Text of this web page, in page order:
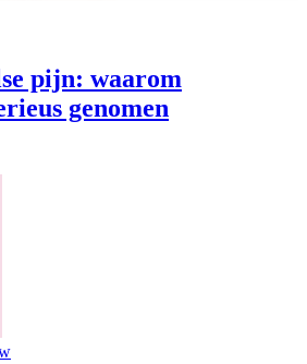
pijn: waarom
genomen